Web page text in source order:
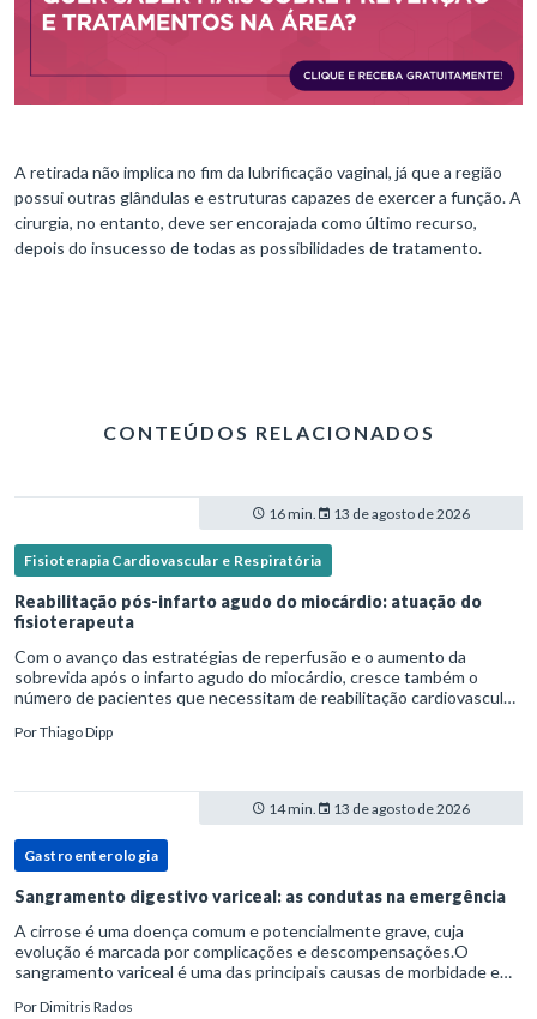
A retirada não implica no fim da lubrificação vaginal, já que a região
possui outras glândulas e estruturas capazes de exercer a função. A
cirurgia, no entanto, deve ser encorajada como último recurso,
depois do insucesso de todas as possibilidades de tratamento.
CONTEÚDOS RELACIONADOS
16 min. 13 de agosto de 2026
Fisioterapia Cardiovascular e Respiratória
Reabilitação pós-infarto agudo do miocárdio: atuação do
fisioterapeuta
Com o avanço das estratégias de reperfusão e o aumento da
sobrevida após o infarto agudo do miocárdio, cresce também o
número de pacientes que necessitam de reabilitação cardiovascular
PorThiago Dipp
14 min. 13 de agosto de 2026
Gastroenterologia
Sangramento digestivo variceal: as condutas na emergência
A cirrose é uma doença comum e potencialmente grave, cuja
evolução é marcada por complicações e descompensações.O
sangramento variceal é uma das principais causas de morbidade e
hipertensão port
PorDimitris Rados